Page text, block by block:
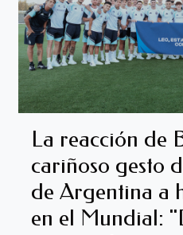
La reacción de
cariñoso gesto
de Argentina a
en el Mundial: